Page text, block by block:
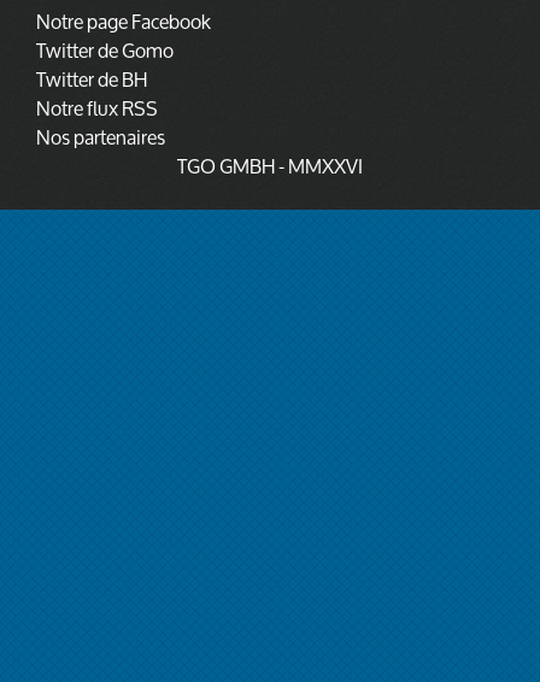
Notre page Facebook
Twitter de Gomo
Twitter de BH
Notre flux RSS
Nos partenaires
TGO GMBH- MMXXVI